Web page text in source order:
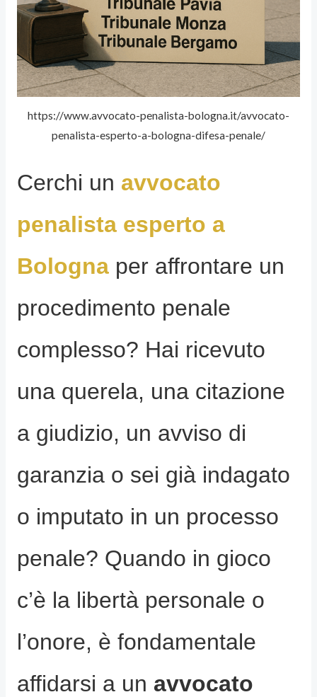
https://www.avvocato-penalista-bologna.it/avvocato-
penalista-esperto-a-bologna-difesa-penale/
Cerchi un avvocato
penalista esperto a
Bolognaper affrontare un
procedimento penale
complesso? Hai ricevuto
una querela, una citazione
a giudizio, un avviso di
garanzia o sei già indagato
o imputato in un processo
penale? Quando in gioco
c’è la libertà personale o
l’onore, è fondamentale
affidarsi a un avvocato